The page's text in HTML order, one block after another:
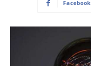
Facebook